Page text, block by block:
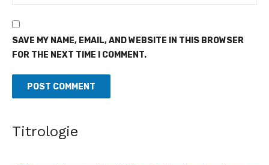
SAVE MY NAME, EMAIL, AND WEBSITE IN THIS BROWSER
FOR THE NEXT TIME I COMMENT.
Titrologie